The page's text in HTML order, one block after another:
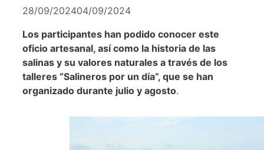
28/09/202404/09/2024
Los participantes han podido conocer este
oficio artesanal, así como la historia de las
salinas y su valores naturales a través de los
talleres “Salineros por un día”, que se han
organizado durante julio y agosto.